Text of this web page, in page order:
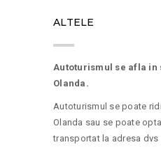
ALTELE
Autoturismul se afla in
Olanda.
Autoturismul se poate
Olanda sau se poate
transportat la adresa